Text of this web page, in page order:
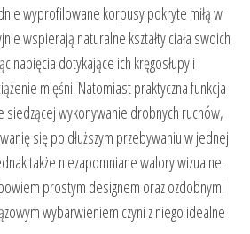
wyprofilowane korpusy pokryte miłą w
wspierają naturalne kształty ciała swoich
napięcia dotykające ich kręgosłupy i
mięśni. Natomiast praktyczna funkcja
wykonywanie drobnych ruchów,
się po dłuższym przebywaniu w jednej
także niezapomniane walory wizualne.
prostym designem oraz ozdobnymi
wybarwieniem czyni z niego idealne